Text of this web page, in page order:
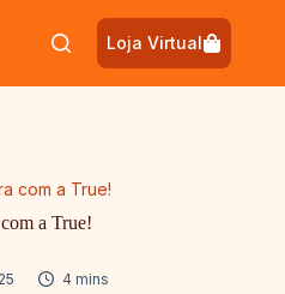
Loja Virtual
com a True!
a True!
4 mins